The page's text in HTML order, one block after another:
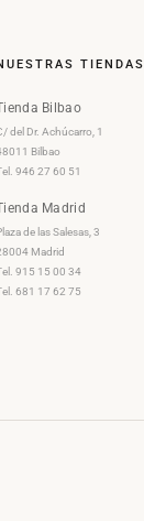
TIENDAS
Bilbao
del Dr. Achúcarro, 1
Bilbao
946 27 60 51
Madrid
de las Salesas, 3
Madrid
915 15 00 34
681 17 62 75